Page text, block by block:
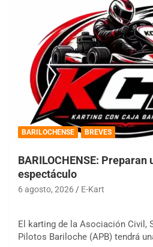
BARILOCHENSE BREVES
BARILOCHENSE:
espectáculo
6 agosto, 2026 E-Kart
El karting de la Asociación Civil,
Pilotos Bariloche (APB) tendrá